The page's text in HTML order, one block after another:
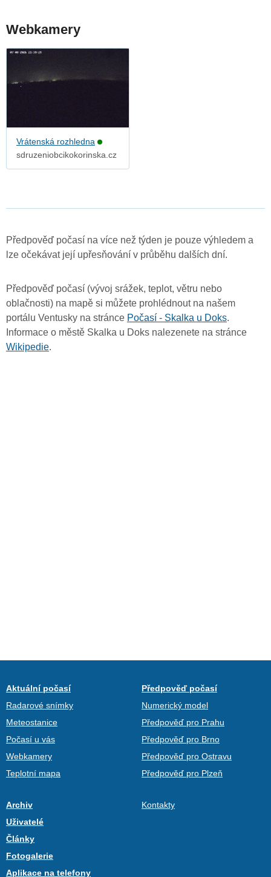
Webkamery
Vrátenská rozhledna
sdruzeniobcikokorinska.cz
Předpověď počasí na více než týden je pouze výhledem a
lze očekávat její upřesňování v průběhu dalších dní.
Předpověď počasí (vývoj srážek, teplot, větru nebo
oblačnosti) na mapě si můžete prohlédnout na našem
portálu Ventusky na stránce Počasí - Skalka u Doks.
Informace o městě Skalka u Doks nalezenete na stránce
Wikipedie.
Aktuální počasí
Radarové snímky
Meteostanice
Počasí u vás
Webkamery
Teplotní mapa
Předpověď počasí
Numerický model
Předpověď pro Prahu
Předpověď pro Brno
Předpověď pro Ostravu
Předpověď pro Plzeň
Archiv
Uživatelé
Články
Fotogalerie
Aplikace na telefony
Kontakty